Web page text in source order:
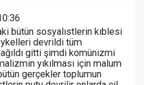
bütün sosyalıstlerin kıblesi
devrildi tüm
gitti şimdi komünizmi
yıkılması için malum
bütün gerçekler toplumun